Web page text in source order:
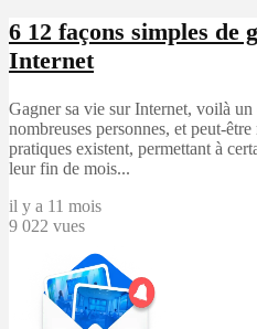
6 12 façons simples de
Internet
Gagner sa vie sur Internet, voilà
nombreuses personnes, et peut-
pratiques existent, permettant à
leur fin de mois...
il y a 11 mois
9 022 vues